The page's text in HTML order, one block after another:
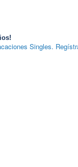
Singles.